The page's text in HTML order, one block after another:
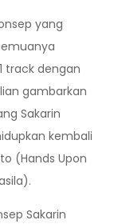
yang
track dengan
gambarkan
Sakarin
kembali
(Hands Upon
Sakarin